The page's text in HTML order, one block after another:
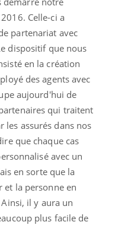
Celle-ci a
partenariat avec
dispositif que nous
en la création
des agents avec
aujourd'hui de
qui traitent
les assurés dans nos
que chaque cas
avec un
en sorte que la
la personne en
il y aura un
plus facile de